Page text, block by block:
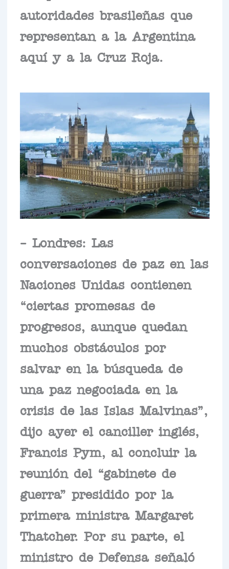
autoridades brasileñas que
representan a la Argentina
aquí y a la Cruz Roja.
– Londres: Las
conversaciones de paz en las
Naciones Unidas contienen
“ciertas promesas de
progresos, aunque quedan
muchos obstáculos por
salvar en la búsqueda de
una paz negociada en la
crisis de las Islas Malvinas”,
dijo ayer el canciller inglés,
Francis Pym, al concluir la
reunión del “gabinete de
guerra” presidido por la
primera ministra Margaret
Thatcher. Por su parte, el
ministro de Defensa señaló